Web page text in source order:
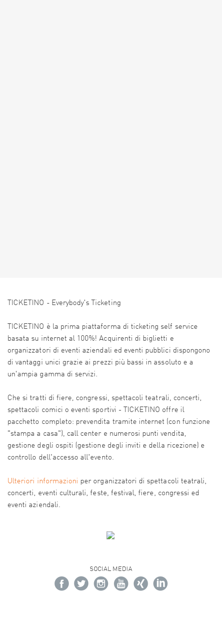
TICKETINO - Everybody's Ticketing
TICKETINO è la prima piattaforma di ticketing self service
basata su internet al 100%! Acquirenti di biglietti e
organizzatori di eventi aziendali ed eventi pubblici dispongono
di vantaggi unici grazie ai prezzi più bassi in assoluto e a
un'ampia gamma di servizi.
Che si tratti di fiere, congressi, spettacoli teatrali, concerti,
spettacoli comici o eventi sportivi - TICKETINO offre il
pacchetto completo: prevendita tramite internet (con funzione
"stampa a casa"), call center e numerosi punti vendita,
gestione degli ospiti (gestione degli inviti e della ricezione) e
controllo dell'accesso all'evento.
Ulteriori informazioni per organizzatori di spettacoli teatrali,
concerti, eventi culturali, feste, festival, fiere, congressi ed
eventi aziendali.
SOCIAL MEDIA